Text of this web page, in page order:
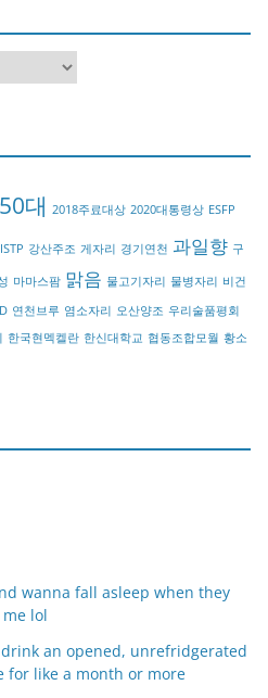
50대 2018주료대상 2020대통령상 ESFP
ISTP 강산주조 게자리 경기연천 과일향 구
마마스팜 맑음 물고기자리 물병자리 비건
연천브루 염소자리 오산양조 우리술품평회
한국현멕켈란 한신대학교 협동조합모월 황소
wanna fall asleep when they
lol
an opened, unrefridgerated
for like a month or more